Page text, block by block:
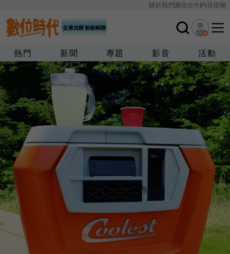
關於我們廣告合作內容授權
熱門 新聞 專題 影音 活動